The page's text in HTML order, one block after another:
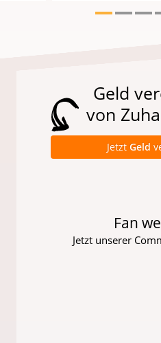
Geld
von
Jetzt Geld
Fan
Jetzt unserer